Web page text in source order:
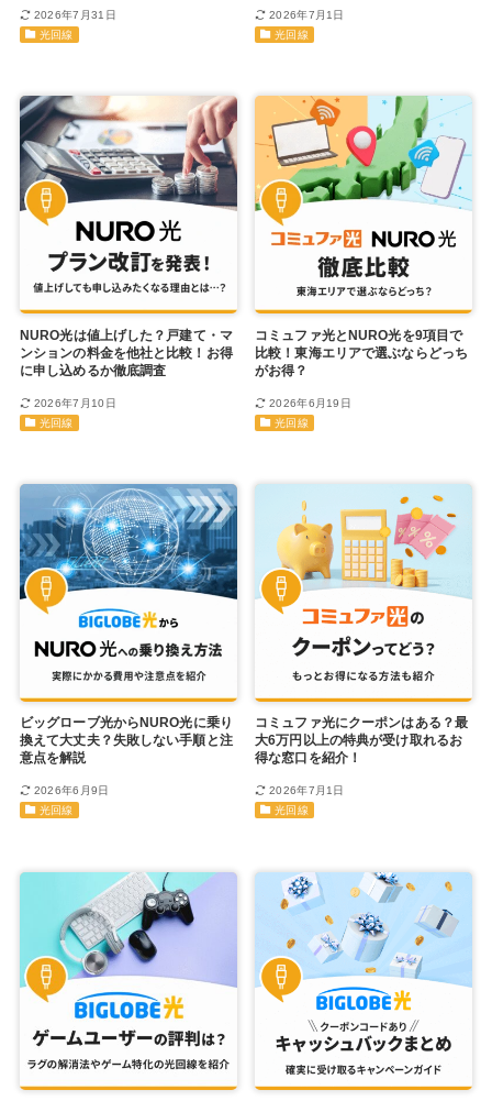
2026年7月31日
光回線
2026年7月1日
光回線
NURO光は値上げした？戸建て・マ
ンションの料金を他社と比較！お得
に申し込めるか徹底調査
2026年7月10日
光回線
コミュファ光とNURO光を9項目で
比較！東海エリアで選ぶならどっち
がお得？
2026年6月19日
光回線
ビッグローブ光からNURO光に乗り
換えて大丈夫？失敗しない手順と注
意点を解説
2026年6月9日
光回線
コミュファ光にクーポンはある？最
大6万円以上の特典が受け取れるお
得な窓口を紹介！
2026年7月1日
光回線